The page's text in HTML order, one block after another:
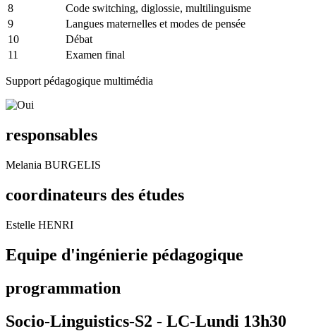
8
Code switching, diglossie, multilinguisme
9
Langues maternelles et modes de pensée
10
Débat
11
Examen final
Support pédagogique multimédia
responsables
Melania BURGELIS
coordinateurs des études
Estelle HENRI
Equipe d'ingénierie pédagogique
programmation
Socio-Linguistics-S2 - LC-Lundi 13h30